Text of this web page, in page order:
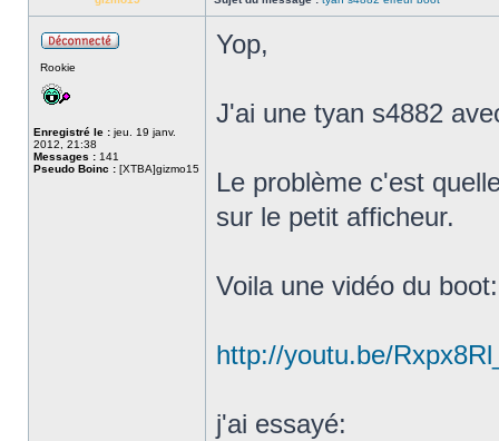
Rookie
Enregistré le : jeu. 19 janv.
2012, 21:38
Messages : 141
Pseudo Boinc : [XTBA]gizmo15
Yop,
J'ai une tyan s4882
Le problème c'est
sur le petit afficheur.
Voila une vidéo du boot:
http://youtu.be/
j'ai essayé: